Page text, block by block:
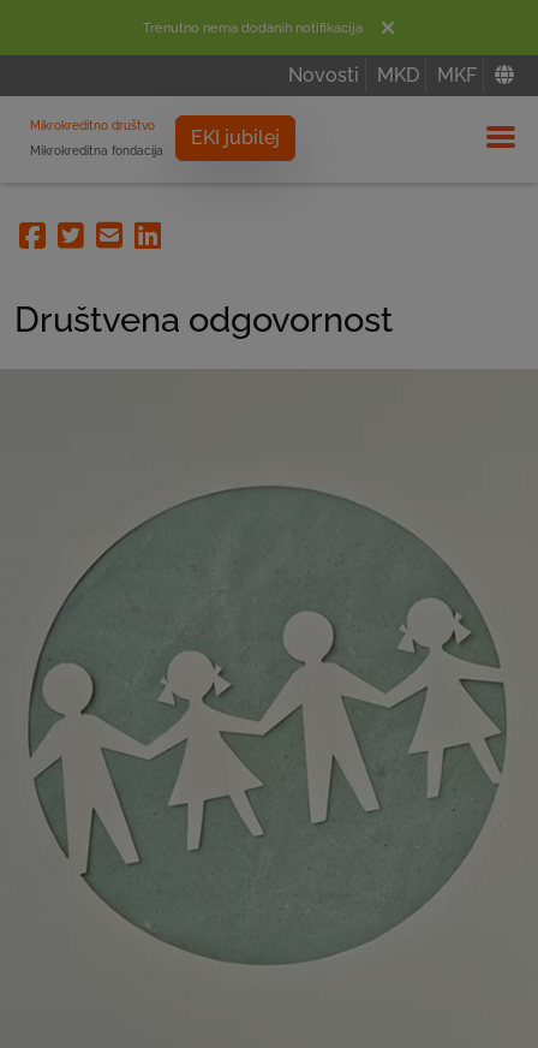
Trenutno nema dodanih notifikacija
Novosti MKD MKF
Mikrokreditno društvo
Mikrokreditna fondacija
EKI jubilej
Facebook
TwitterEmailLinkedin
Društvena odgovornost